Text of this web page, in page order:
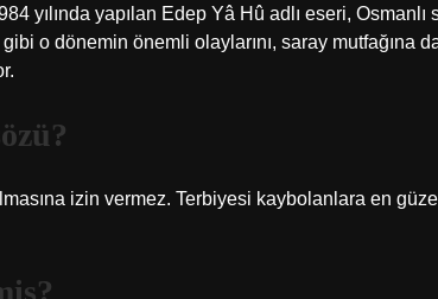
yılında yapılan Edep Yâ Hû adlı eseri,
gibi o dönemin önemli olaylarını, saray mutfağına
izin vermez. Terbiyesi kaybolanlara en